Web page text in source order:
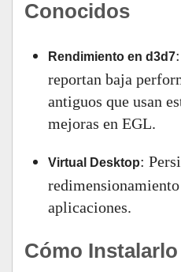
Conocidos
Rendimiento en d3d7
reportan baja
antiguos que usan
mejoras en EGL.
Virtual Desktop:
aplicaciones.
Cómo Instalarlo